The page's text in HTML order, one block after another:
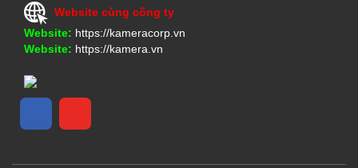
Website cùng công ty
Website: https://kameracorp.vn
Website: https://kamera.vn